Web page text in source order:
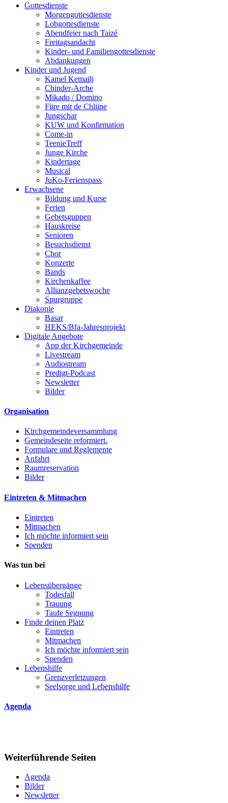
Gottesdienste
Morgengottesdienste
Lobgottesdienste
Abendfeier nach Taizé
Freitagsandacht
Kinder- und Familien­gottesdienste
Abdankungen
Kinder und Jugend
Kamel Kemailj
Chinder-Arche
Mikado / Domino
Fiire mit de Chliine
Jungschar
KUW und Konfirmation
Come-in
TeenieTreff
Junge Kirche
Kindertage
Musical
JuKo-Ferienspass
Erwachsene
Bildung und Kurse
Ferien
Gebetsguppen
Hauskreise
Senioren
Besuchsdienst
Chor
Konzerte
Bands
Kirchenkaffee
Allianzgebetswoche
Spurgruppe
Diakonie
Basar
HEKS/Bfa-Jahresprojekt
Digitale Angebote
App der Kirchgemeinde
Livestream
Audiostream
Predigt-Podcast
Newsletter
Bilder
Organisation
Kirchgemeindeversammlung
Gemeindeseite reformiert.
Formulare und Reglemente
Anfahrt
Raumreservation
Bilder
Eintreten & Mitmachen
Eintreten
Mitmachen
Ich möchte informiert sein
Spenden
Was tun bei
Lebensübergänge
Todesfall
Trauung
Taufe Segnung
Finde deinen Platz
Eintreten
Mitmachen
Ich möchte informiert sein
Spenden
Lebenshilfe
Grenzverletzungen
Seelsorge und Lebenshilfe
Agenda
Weiterführende Seiten
Agenda
Bilder
Newsletter